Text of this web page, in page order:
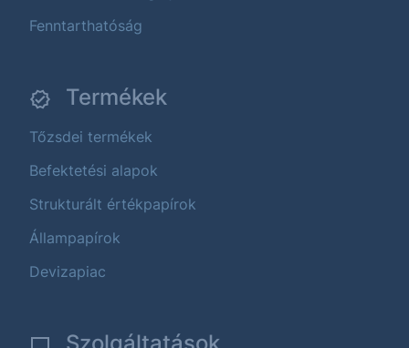
Fenntarthatóság
Termékek
Tőzsdei termékek
Befektetési alapok
Strukturált értékpapírok
Állampapírok
Devizapiac